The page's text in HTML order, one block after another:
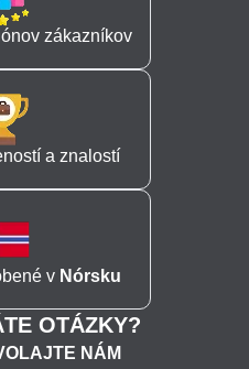
zákazníkov
a znalostí
v Nórsku
OTÁZKY?
NÁM